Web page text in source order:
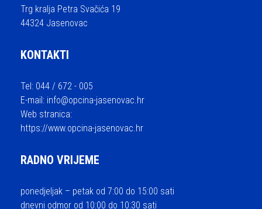
Trg kralja Petra Svačića 19
44324 Jasenovac
KONTAKTI
Tel: 044 / 672 - 005
E-mail: info@opcina-jasenovac.hr
Web stranica:
https://www.opcina-jasenovac.hr
RADNO VRIJEME
ponedjeljak – petak od 7:00 do 15:00 sati
dnevni odmor od 10:00 do 10:30 sati